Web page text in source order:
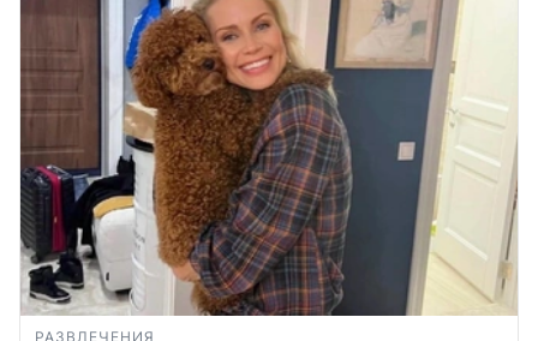
РАЗВЛЕЧЕНИЯ